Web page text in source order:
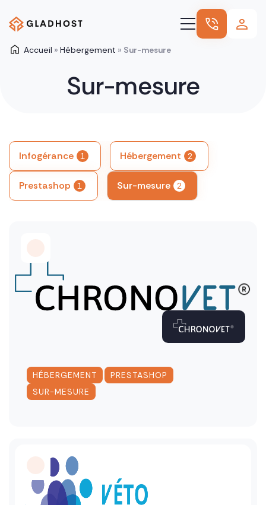
Hébergement
Nos autres offres
Nous connaître
Blog
Accueil » Hébergement » Sur-mesure
Sur-mesure
Infogérance 1 Hébergement 2
Prestashop 1 Sur-mesure 2
HÉBERGEMENT PRESTASHOP
SUR-MESURE